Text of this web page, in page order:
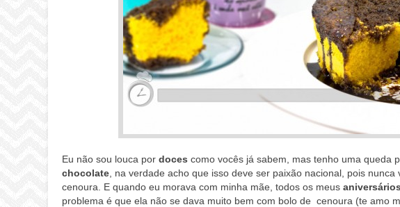
Eu não sou louca por docescomo vocês já sabem, mas tenho uma queda
chocolate, na verdade acho que isso deve ser paixão nacional, pois
cenoura. E quando eu morava com minha mãe, todos os meus
problema é que ela não se dava muito bem com bolo de cenoura (te amo